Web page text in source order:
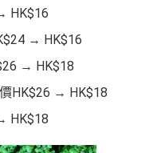
HK$16
→ HK$16
→ HK$18
HK$26 → HK$18
HK$18